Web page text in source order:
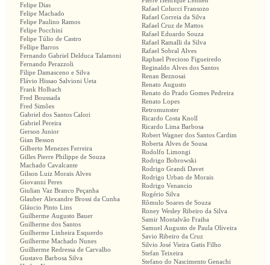
Felipe Dias
Felipe Machado
Felipe Paulino Ramos
Felipe Pocchini
Felipe Túlio de Castro
Fellipe Barros
Fernando Gabriel Delduca Talamoni
Fernando Perazzoli
Filipe Damasceno e Silva
Flávio Hissao Salvioni Ueta
Frank Holbach
Fred Boussada
Fred Simões
Gabriel dos Santos Calori
Gabriel Pereira
Gerson Junior
Gian Besson
Gilberto Menezes Ferreira
Gilles Pierre Philippe de Souza
Machado Cavalcante
Gilson Luiz Morais Alves
Giovanni Peres
Giulian Vaz Branco Peçanha
Glauber Alexandre Brossi da Cunha
Gláucio Pinto Lins
Guilherme Augusto Bauer
Guilherme dos Santos
Guilherme Linheira Esquerdo
Guilherme Machado Nunes
Guilherme Redressa de Carvalho
Gustavo Barbosa Silva
Rafael Colucci Fransozo
Rafael Correia da Silva
Rafael Cruz de Mattos
Rafael Eduardo Souza
Rafael Ramalli da Silva
Rafael Sobral Alves
Raphael Precioso Figueiredo
Reginaldo Alves dos Santos
Renan Beznosai
Renato Augusto
Renato do Prado Gomes Pedreira
Renato Lopes
Retromunster
Ricardo Costa Knoll
Ricardo Lima Barbosa
Robert Wagner dos Santos Cardim
Roberta Alves de Sousa
Rodolfo Limongi
Rodrigo Bobrowski
Rodrigo Grandi Davet
Rodrigo Urban de Morais
Rodrigo Venancio
Rogério Silva
Rômulo Soares de Souza
Roney Wesley Ribeiro da Silva
Samir Montalvão Fraiha
Samuel Augusto de Paula Oliveira
Savio Ribeiro da Cruz
Silvio José Vieira Gatis Filho
Stefan Teixeira
Stefano do Nascimento Genachi